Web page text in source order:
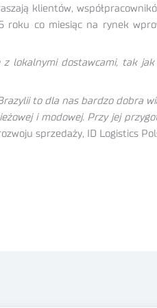
klientów,
roku co miesiąc na rynek
lokalnymi dostawcami, tak
to dla nas bardzo dobra
i modowej. Przy jej
sprzedaży, ID Logistics